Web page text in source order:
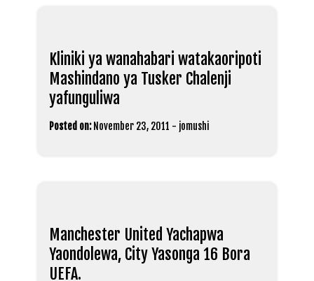
Kliniki ya wanahabari watakaoripoti
Mashindano ya Tusker Chalenji
yafunguliwa
Posted on: November 23, 2011 - jomushi
Manchester United Yachapwa
Yaondolewa, City Yasonga 16 Bora
UEFA.